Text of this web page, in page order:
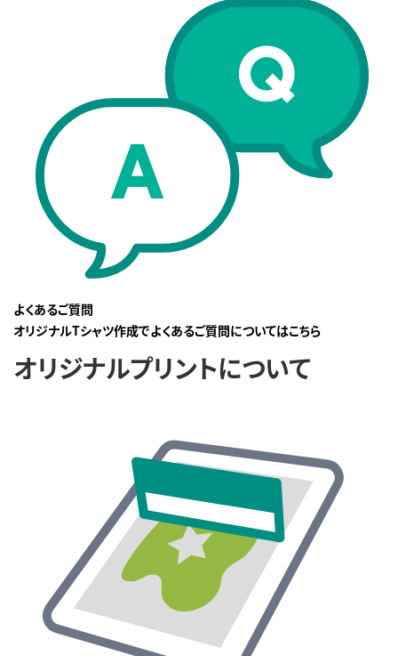
よくあるご質問
オリジナルTシャツ作成でよくあるご質問についてはこちら
オリジナルプリントについて